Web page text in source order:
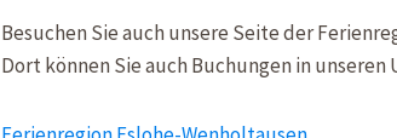
Besuchen Sie auch unsere Seite der
Dort können Sie auch Buchungen in